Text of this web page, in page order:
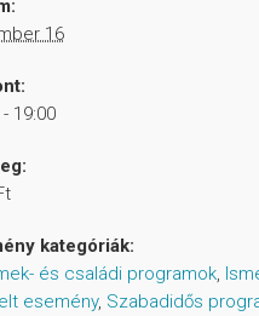
16
19:00
kategóriák:
és családi programok
esemény, Szabadidős